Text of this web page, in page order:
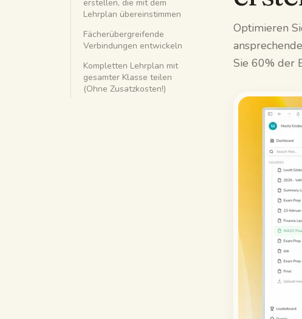
Fass die Freitagsvorlesung zusammen Frag mich zu
Spickzettel
Eine Seite für die Prüfung
erstellen, die mit dem
Lehrplan übereinstimmen
Fächerübergreifende
Verbindungen entwickeln
Kompletten Lehrplan mit
gesamter Klasse teilen
(Ohne Zusatzkosten!)
Optimieren
Sie 60% der